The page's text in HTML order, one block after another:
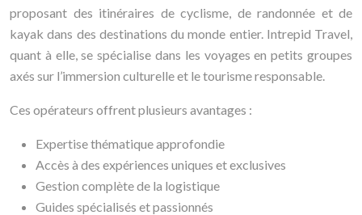
proposant des itinéraires de cyclisme, de randonnée et de
kayak dans des destinations du monde entier. Intrepid Travel,
quant à elle, se spécialise dans les voyages en petits groupes
axés sur l’immersion culturelle et le tourisme responsable.
Ces opérateurs offrent plusieurs avantages :
Expertise thématique approfondie
Accès à des expériences uniques et exclusives
Gestion complète de la logistique
Guides spécialisés et passionnés